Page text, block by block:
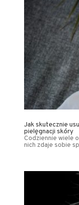
Jak skutecznie
pielęgnacji skóry
Codziennie wiele
nich zdaje sobie